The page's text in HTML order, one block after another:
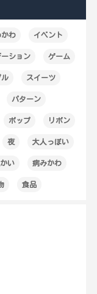
かわ イベント
ーション ゲーム
ル スイーツ
パターン
ポップ リボン
夜 大人っぽい
い 病みかわ
食品